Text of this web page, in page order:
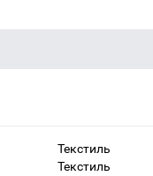
Текстиль
Текстиль